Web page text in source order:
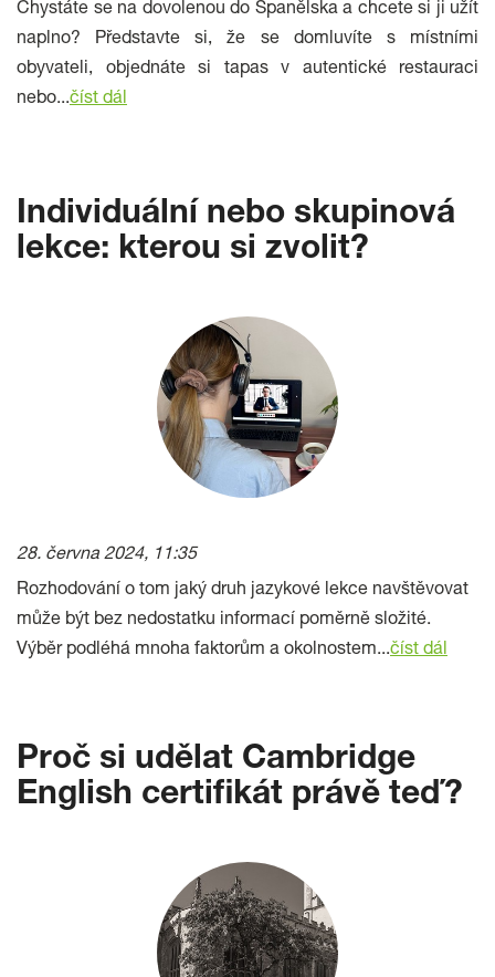
Chystáte se na dovolenou do Španělska a chcete si ji užít
naplno? Představte si, že se domluvíte s místními
obyvateli, objednáte si tapas v autentické restauraci
nebo...číst dál
Individuální nebo skupinová
lekce: kterou si zvolit?
28. června 2024, 11:35
Rozhodování o tom jaký druh jazykové lekce navštěvovat
může být bez nedostatku informací poměrně složité.
Výběr podléhá mnoha faktorům a okolnostem...číst dál
Proč si udělat Cambridge
English certifikát právě teď?